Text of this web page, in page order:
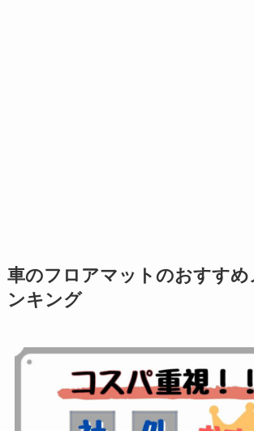
車のフロアマットのおすすめ
ンキング